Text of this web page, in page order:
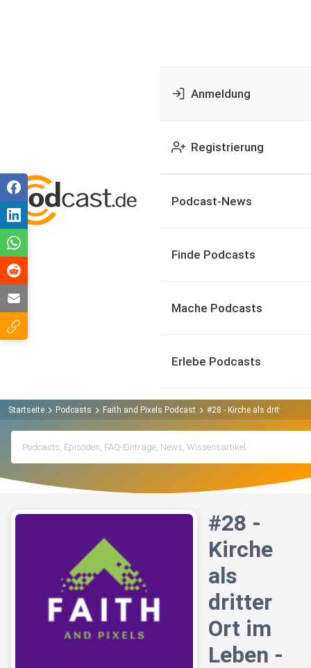
Anmeldung
Registrierung
Podcast-News
Finde Podcasts
Mache Podcasts
Erlebe Podcasts
Startseite Podcasts Faith and Pixels Podcast #28 - Kirche als dritter Ort
#28 -
Kirche
als
dritter
Ort im
Leben -